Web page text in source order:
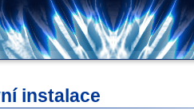
instalace